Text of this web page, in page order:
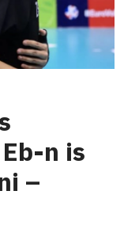
n is
–